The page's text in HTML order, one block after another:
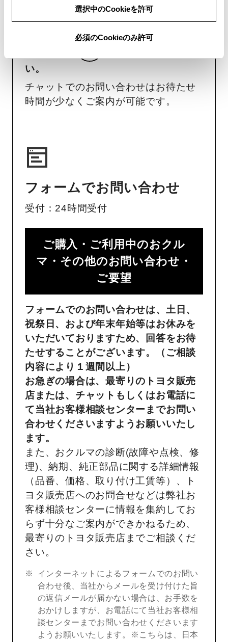
選択中のCookieを許可
必須のCookieのみ許可
（長期連休などの当社指定日を除く）
い。
チャットでのお問い合わせはお待たせ
時間が少なくご案内が可能です。
フォームでお問い合わせ
受付：24時間受付
ご購入・ご利用中のおクル
マ・その他のお問い合わせ・
ご要望​
フォームでのお問い合わせは、土日、
祝祭日、および年末年始等はお休みを
いただいておりますため、回答をお待
たせすることがございます。（ご相談
内容により１週間以上）
お急ぎの場合は、最寄りのトヨタ販売
店または、チャットもしくはお電話に
て当社お客様相談センターまでお問い
合わせくださいますようお願いいたし
ます。
また、おクルマの診断(故障や点検、修
理)、納期、純正部品に関する詳細情報
（品番、価格、取り付け工賃等）、ト
ヨタ販売店へのお問合せなどは弊社お
客様相談センターに情報を集約してお
らず十分なご案内ができかねるため、
最寄りのトヨタ販売店までご相談くだ
さい。
インターネットによるフォームでのお問い
合わせ後、当社からメールを受け付けた旨
の返信メールが届かない場合は、お手数を
おかけしますが、お電話にて当社お客様相
談センターまでお問い合わせくださいます
ようお願いいたします。※こちらは、日本